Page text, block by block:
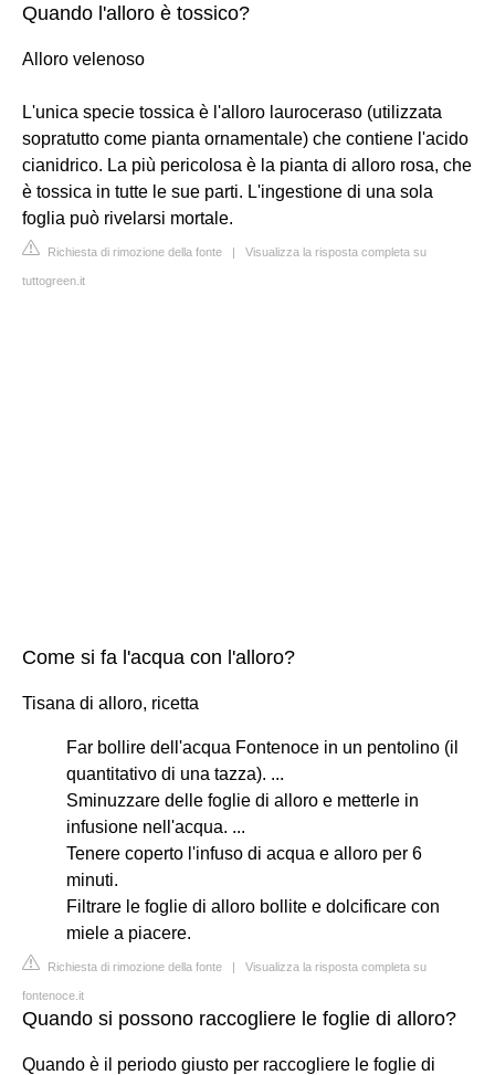
Quando l'alloro è tossico?
Alloro velenoso
L'unica specie tossica è l'alloro lauroceraso (utilizzata
sopratutto come pianta ornamentale) che contiene l'acido
cianidrico. La più pericolosa è la pianta di alloro rosa, che
è tossica in tutte le sue parti. L'ingestione di una sola
foglia può rivelarsi mortale.
Richiesta di rimozione della fonte | Visualizza la risposta completa su
tuttogreen.it
Come si fa l'acqua con l'alloro?
Tisana di alloro, ricetta
Far bollire dell'acqua Fontenoce in un pentolino (il
quantitativo di una tazza). ...
Sminuzzare delle foglie di alloro e metterle in
infusione nell'acqua. ...
Tenere coperto l'infuso di acqua e alloro per 6
minuti.
Filtrare le foglie di alloro bollite e dolcificare con
miele a piacere.
Richiesta di rimozione della fonte | Visualizza la risposta completa su
fontenoce.it
Quando si possono raccogliere le foglie di alloro?
Quando è il periodo giusto per raccogliere le foglie di